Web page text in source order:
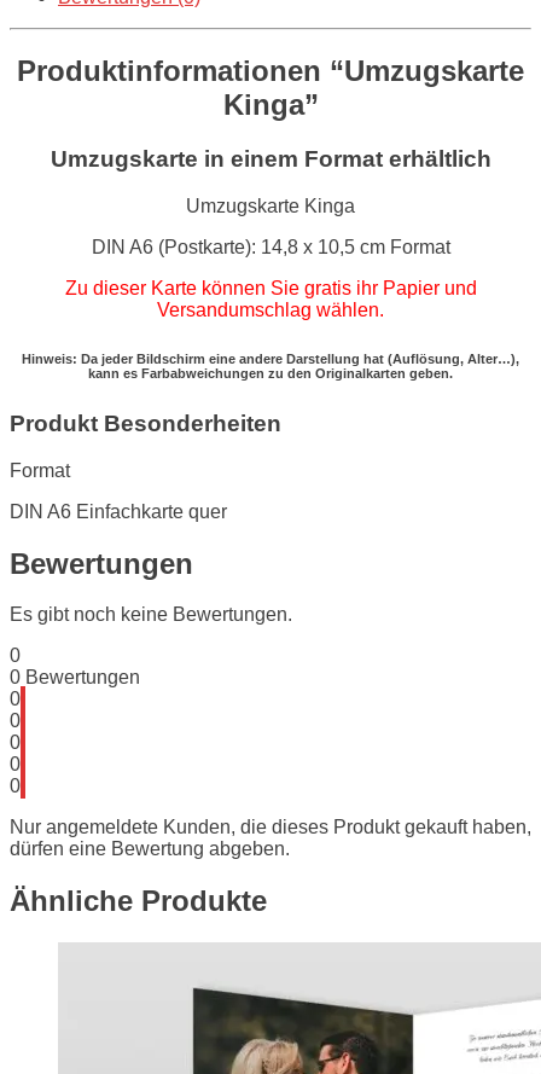
Produktinformationen “Umzugskarte
Kinga”
Umzugskarte in einem Format erhältlich
Umzugskarte Kinga
DIN A6 (Postkarte): 14,8 x 10,5 cm Format
Zu dieser Karte können Sie gratis ihr Papier und
Versandumschlag wählen.
Hinweis: Da jeder Bildschirm eine andere Darstellung hat (Auflösung, Alter…),
kann es Farbabweichungen zu den Originalkarten geben.
Produkt Besonderheiten
Format
DIN A6 Einfachkarte quer
Bewertungen
Es gibt noch keine Bewertungen.
0
0 Bewertungen
0
0
0
0
0
Nur angemeldete Kunden, die dieses Produkt gekauft haben,
dürfen eine Bewertung abgeben.
Ähnliche Produkte